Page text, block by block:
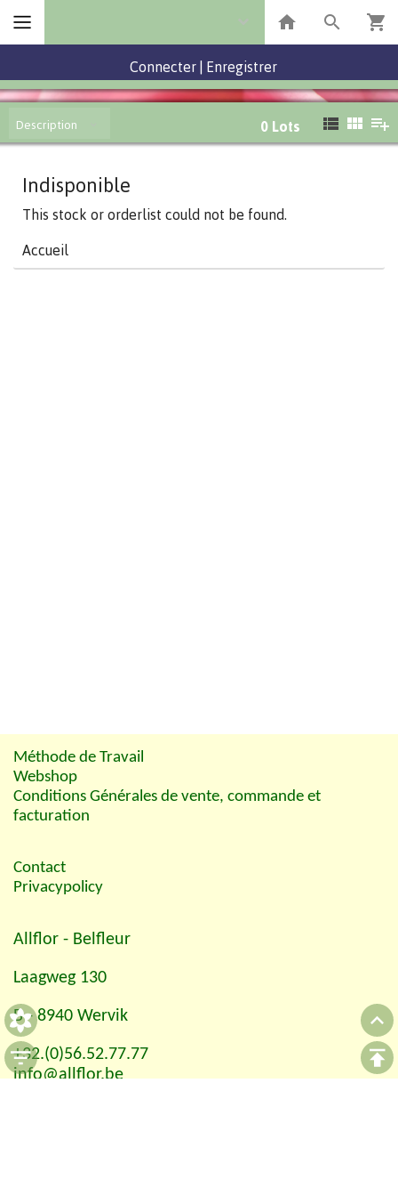
Connecter Enregistrer
Description 0 Lots
Indisponible
This stock or orderlist could not be found.
Accueil
Méthode de Travail
Webshop
Conditions Générales de vente, commande et
facturation
Contact
Privacypolicy
Allflor - Belfleur
Laagweg 130
B - 8940 Wervik
+32.(0)56.52.77.77
info@allflor.be